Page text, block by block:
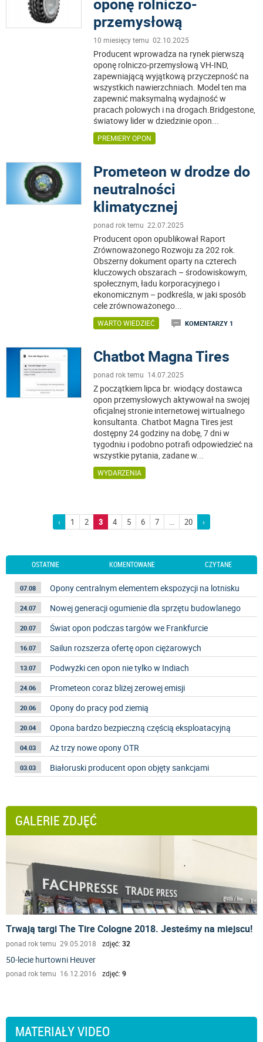
przemysłową
10 miesięcy temu 02.10.2025
Producent wprowadza na rynek pierwszą
oponę rolniczo-przemysłową VH-IND,
zapewniającą wyjątkową przyczepność na
wszystkich nawierzchniach. Model ten ma
zapewnić maksymalną wydajność w
pracach polowych i na drogach.Bridgestone,
światowy lider w dziedzinie opon...
PREMIERY OPON
Prometeon w drodze do
neutralności
klimatycznej
ponad rok temu 22.07.2025
Producent opon opublikował Raport
Zrównoważonego Rozwoju za 202 rok.
Obszerny dokument oparty na czterech
kluczowych obszarach – środowiskowym,
społecznym, ładu korporacyjnego i
ekonomicznym – podkreśla, w jaki sposób
cele zrównoważonego...
WARTO WIEDZIEĆ KOMENTARZY 1
Chatbot Magna Tires
ponad rok temu 14.07.2025
Z początkiem lipca br. wiodący dostawca
opon przemysłowych aktywował na swojej
oficjalnej stronie internetowej wirtualnego
konsultanta. Chatbot Magna Tires jest
dostępny 24 godziny na dobę, 7 dni w
tygodniu i podobno potrafi odpowiedzieć na
wszystkie pytania, zadane w...
WYDARZENIA
‹ 1 2 3 4 5 6 7 ... 20 ›
OSTATNIE KOMENTOWANE CZYTANE
07.08 Opony centralnym elementem ekspozycji na lotnisku
24.07 Nowej generacji ogumienie dla sprzętu budowlanego
20.07 Świat opon podczas targów we Frankfurcie
16.07 Sailun rozszerza ofertę opon ciężarowych
13.07 Podwyżki cen opon nie tylko w Indiach
24.06 Prometeon coraz bliżej zerowej emisji
20.06 Opony do pracy pod ziemią
20.04 Opona bardzo bezpieczną częścią eksploatacyjną
04.03 Aż trzy nowe opony OTR
03.03 Białoruski producent opon objęty sankcjami
GALERIE ZDJĘĆ
Trwają targi The Tire Cologne 2018. Jesteśmy na miejscu!
ponad rok temu 29.05.2018 zdjęć: 32
50-lecie hurtowni Heuver
ponad rok temu 16.12.2016 zdjęć: 9
MATERIAŁY VIDEO